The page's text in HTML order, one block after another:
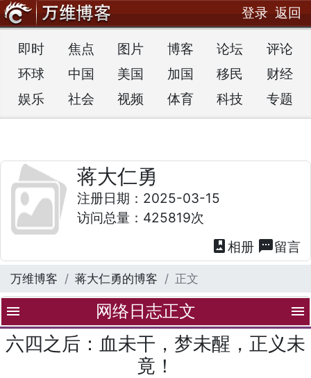
登录 返回
即时 焦点 图片 博客 论坛
评论
环球
中国 美国 加国 移民
财经
娱乐
社会 视频 体育 科技 专题
蒋大仁勇
注册日期：2025-03-15
访问总量：425819次
photo_album 相册 textsms留言
万维博客 蒋大仁勇的博客 正文
menu 网络日志正文 menu
六四之后：血未干，梦未醒，正义未
竟！